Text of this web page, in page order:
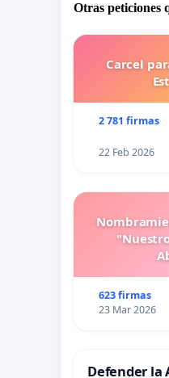
Otras peticiones
Carcel
2 781 firmas
22 Feb 2026
623 firmas
23 Mar 2026
Defender la